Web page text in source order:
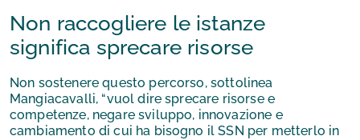
Non raccogliere le istanze
significa sprecare risorse
Non sostenere questo percorso, sottolinea
Mangiacavalli, “vuol dire sprecare risorse e
competenze, negare sviluppo, innovazione e
cambiamento di cui ha bisogno il SSN per metterlo in